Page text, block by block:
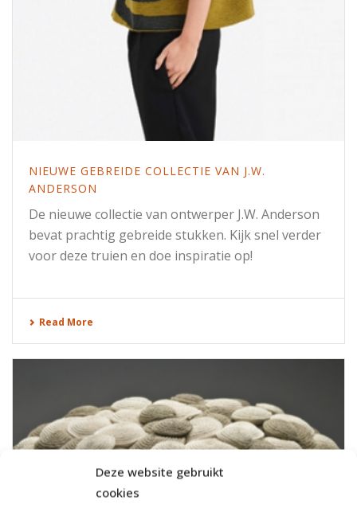
Deze website gebruikt
cookies
NIEUWE GEBREIDE COLLECTIE VAN J.W.
ANDERSON
De nieuwe collectie van ontwerper J.W. Anderson
bevat prachtig gebreide stukken. Kijk snel verder
voor deze truien en doe inspiratie op!
Read More